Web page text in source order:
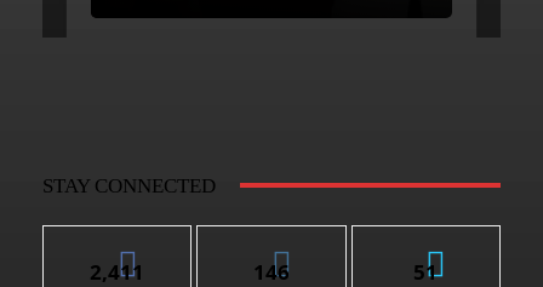
STAY CONNECTED
2,411 146 51